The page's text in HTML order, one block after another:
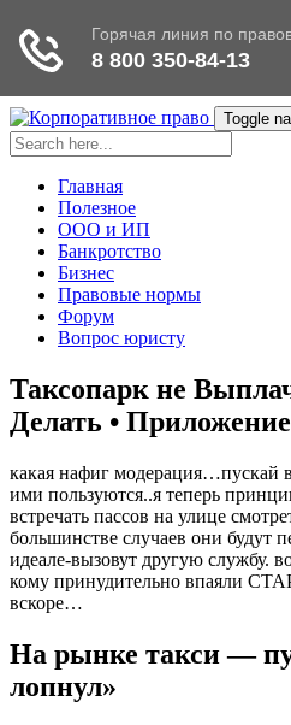
Toggle
Главная
Полезное
ООО и ИП
Банкротство
Бизнес
Правовые нормы
Форум
Вопрос юристу
Таксопарк не
Делать •
какая нафиг
ими пользуются..я теперь
встречать пассов на улице
большинстве случаев они будут
идеале-вызовут другую службу.
кому принудительно впаяли
вскоре…
На рынке такси —
лопнул»